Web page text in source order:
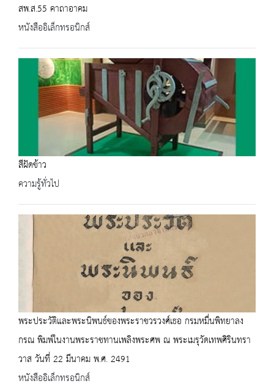
สพ.ส.55 คาถาอาคม
หนังสืออิเล็กทรอนิกส์
สีฝัดข้าว
ความรู้ทั่วไป
พระประวัติและพระนิพนธ์ของพระราชวรวงศ์เธอ กรมหมื่นพิทยาลง
กรณ พิมพ์ในงานพระราชทานเพลิงพระศพ ณ พระเมรุวัดเทพศิรินทรา
วาส วันที่ 22 มีนาคม พ.ศ. 2491
หนังสืออิเล็กทรอนิกส์